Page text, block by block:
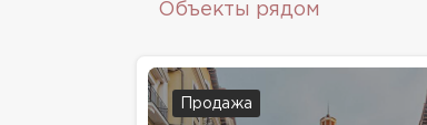
Объекты рядом
Продажа